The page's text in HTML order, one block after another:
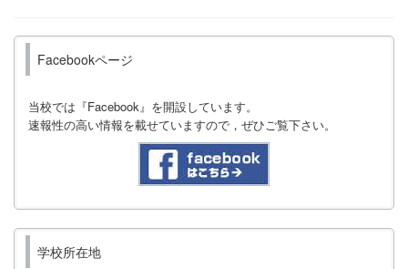
Facebookページ
当校では『Facebook』を開設しています。
速報性の高い情報を載せていますので，ぜひご覧下さい。
学校所在地